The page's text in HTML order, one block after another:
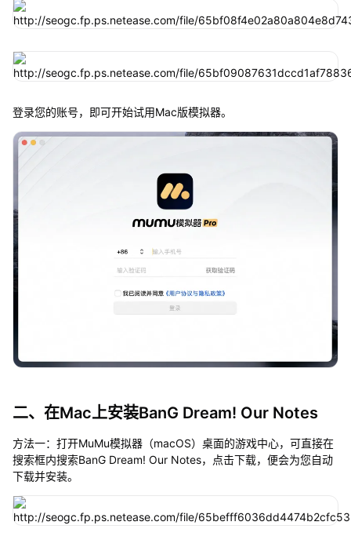
登录您的账号，即可开始试用Mac版模拟器。
二、在Mac上安装BanG Dream! Our Notes
方法一：打开MuMu模拟器（macOS）桌面的游戏中心，可直接在
搜索框内搜索BanG Dream! Our Notes，点击下载，便会为您自动
下载并安装。